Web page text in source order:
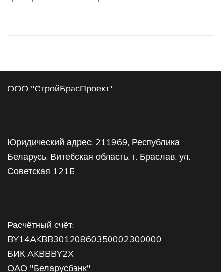
ООО "СтройБрасПроект"
Юридический адрес: 211969, Республика
Беларусь, Витебская область, г. Браслав, ул.
Советская 121Б
Расчётный счёт:
BY14AKBB30120860350002300000
БИК AKBBBY2X
ОАО "Беларусбанк"